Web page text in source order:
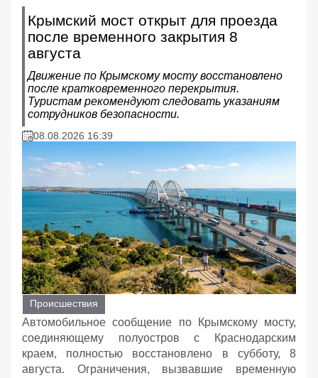
Крымский мост открыт для проезда
после временного закрытия 8
августа
Движение по Крымскому мосту восстановлено
после кратковременного перекрытия.
Туристам рекомендуют следовать указаниям
сотрудников безопасности.
08.08.2026 16:39
Происшествия
Автомобильное сообщение по Крымскому мосту,
соединяющему полуостров с Краснодарским
краем, полностью восстановлено в субботу, 8
августа. Ограничения, вызвавшие временную